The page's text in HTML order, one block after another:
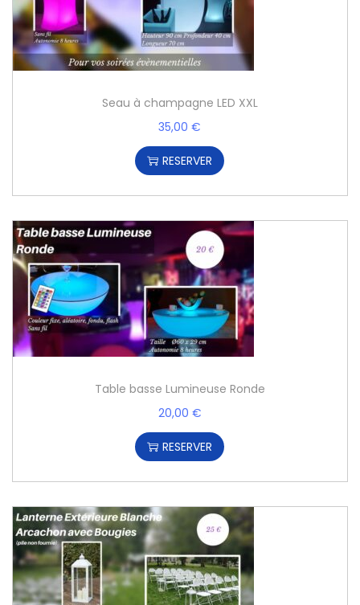
Seau à champagne LED XXL
35,00€
RESERVER
Table basse Lumineuse Ronde
20,00 €
RESERVER